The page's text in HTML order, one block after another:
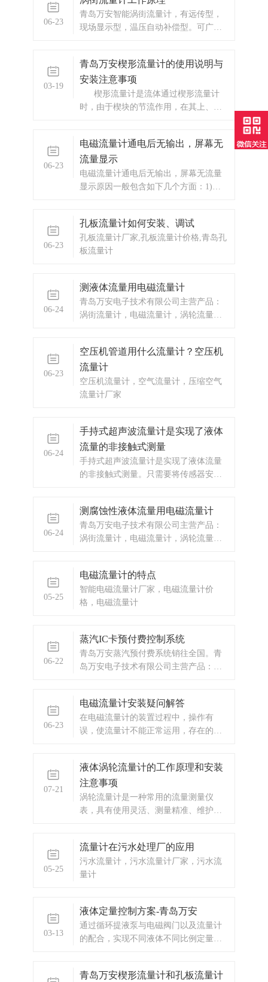
06-23
青岛万安智能涡街流量计，有远传型，
现场显示型，温压自动补偿型。可广泛
03-19
青岛万安楔形流量计的使用说明与
安装注意事项
楔形流量计是流体通过楔形流量计
时，由于楔块的节流作用，在其上、下
出，送至差压变送器转变为电信号输
出，再经过专用智能流量积算仪运算
后，即可获知流量值。
06-23
电磁流量计通电后无输出，屏幕无
流量显示
电磁流量计通电后无输出，屏幕无流量
显示原因一般包含如下几个方面：1)、
场有强干扰4)、流量小，小信号设定不
合理5)、安装不正确，电极没有接触介
质6)、传感器装在非金属管道，却无
06-23
​孔板流量计如何安装、调试
孔板流量计厂家,孔板流量计价格,青岛孔
板流量计
06-24
测液体流量用电磁流量计
青岛万安电子技术有限公司主营产品：
涡街流量计，电磁流量计，涡轮流量
等，以及承接电气自动化项目。
06-23
空压机管道用什么流量计？空压机
流量计
空压机流量计，空气流量计，压缩空气
流量计厂家
06-24
手持式超声波流量计是实现了液体
流量的非接触式测量
手持式超声波流量计是实现了液体流量
的非接触式测量。只需要将传感器安装
点。
06-24
测腐蚀性液体流量用电磁流量计
青岛万安电子技术有限公司主营产品：
涡街流量计，电磁流量计，涡轮流量
预付费，显示仪表，热量表，差压式仪
表，分析仪器，水质监测设备，压力仪
表等，以及承接电气自动化项目。欢迎
05-25
电磁流量计的特点
智能电磁流量计厂家，电磁流量计价
格，电磁流量计
06-22
蒸汽IC卡预付费控制系统
青岛万安蒸汽预付费系统销往全国。青
岛万安电子技术有限公司主营产品：涡
厂家，ic卡预付费系统，蒸汽预付费系
统，显示仪表，热量表，差压式仪表，
分析仪器，水质监测设备，压力仪表
06-23
电磁流量计安装疑问解答
在电磁流量计的装置过程中，操作有
误，使流量计不能正常运用，存在的疑
量管道之间的信号电缆时，接线处屏蔽
层的剥离长度也有清晰的要求，如果不
按要求操作，就可能出现干扰的状况，
导致电磁流
07-21
液体涡轮流量计的工作原理和安装
注意事项
涡轮流量计是一种常用的流量测量仪
表，具有使用灵活、测量精准、维护简
05-25
流量计在污水处理厂的应用
污水流量计，污水流量计厂家，污水流
量计
03-13
液体定量控制方案-青岛万安
通过循环提液泵与电磁阀门以及流量计
的配合，实现不同液体不同比例定量添
青岛万安楔形流量计和孔板流量计